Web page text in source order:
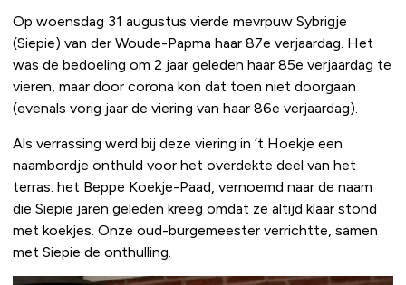
Op woensdag 31 augustus vierde mevrpuw Sybrigje
(Siepie) van der Woude-Papma haar 87e verjaardag. Het
was de bedoeling om 2 jaar geleden haar 85e verjaardag te
vieren, maar door corona kon dat toen niet doorgaan
(evenals vorig jaar de viering van haar 86e verjaardag).
Als verrassing werd bij deze viering in ’t Hoekje een
naambordje onthuld voor het overdekte deel van het
terras: het Beppe Koekje-Paad, vernoemd naar de naam
die Siepie jaren geleden kreeg omdat ze altijd klaar stond
met koekjes. Onze oud-burgemeester verrichtte, samen
met Siepie de onthulling.